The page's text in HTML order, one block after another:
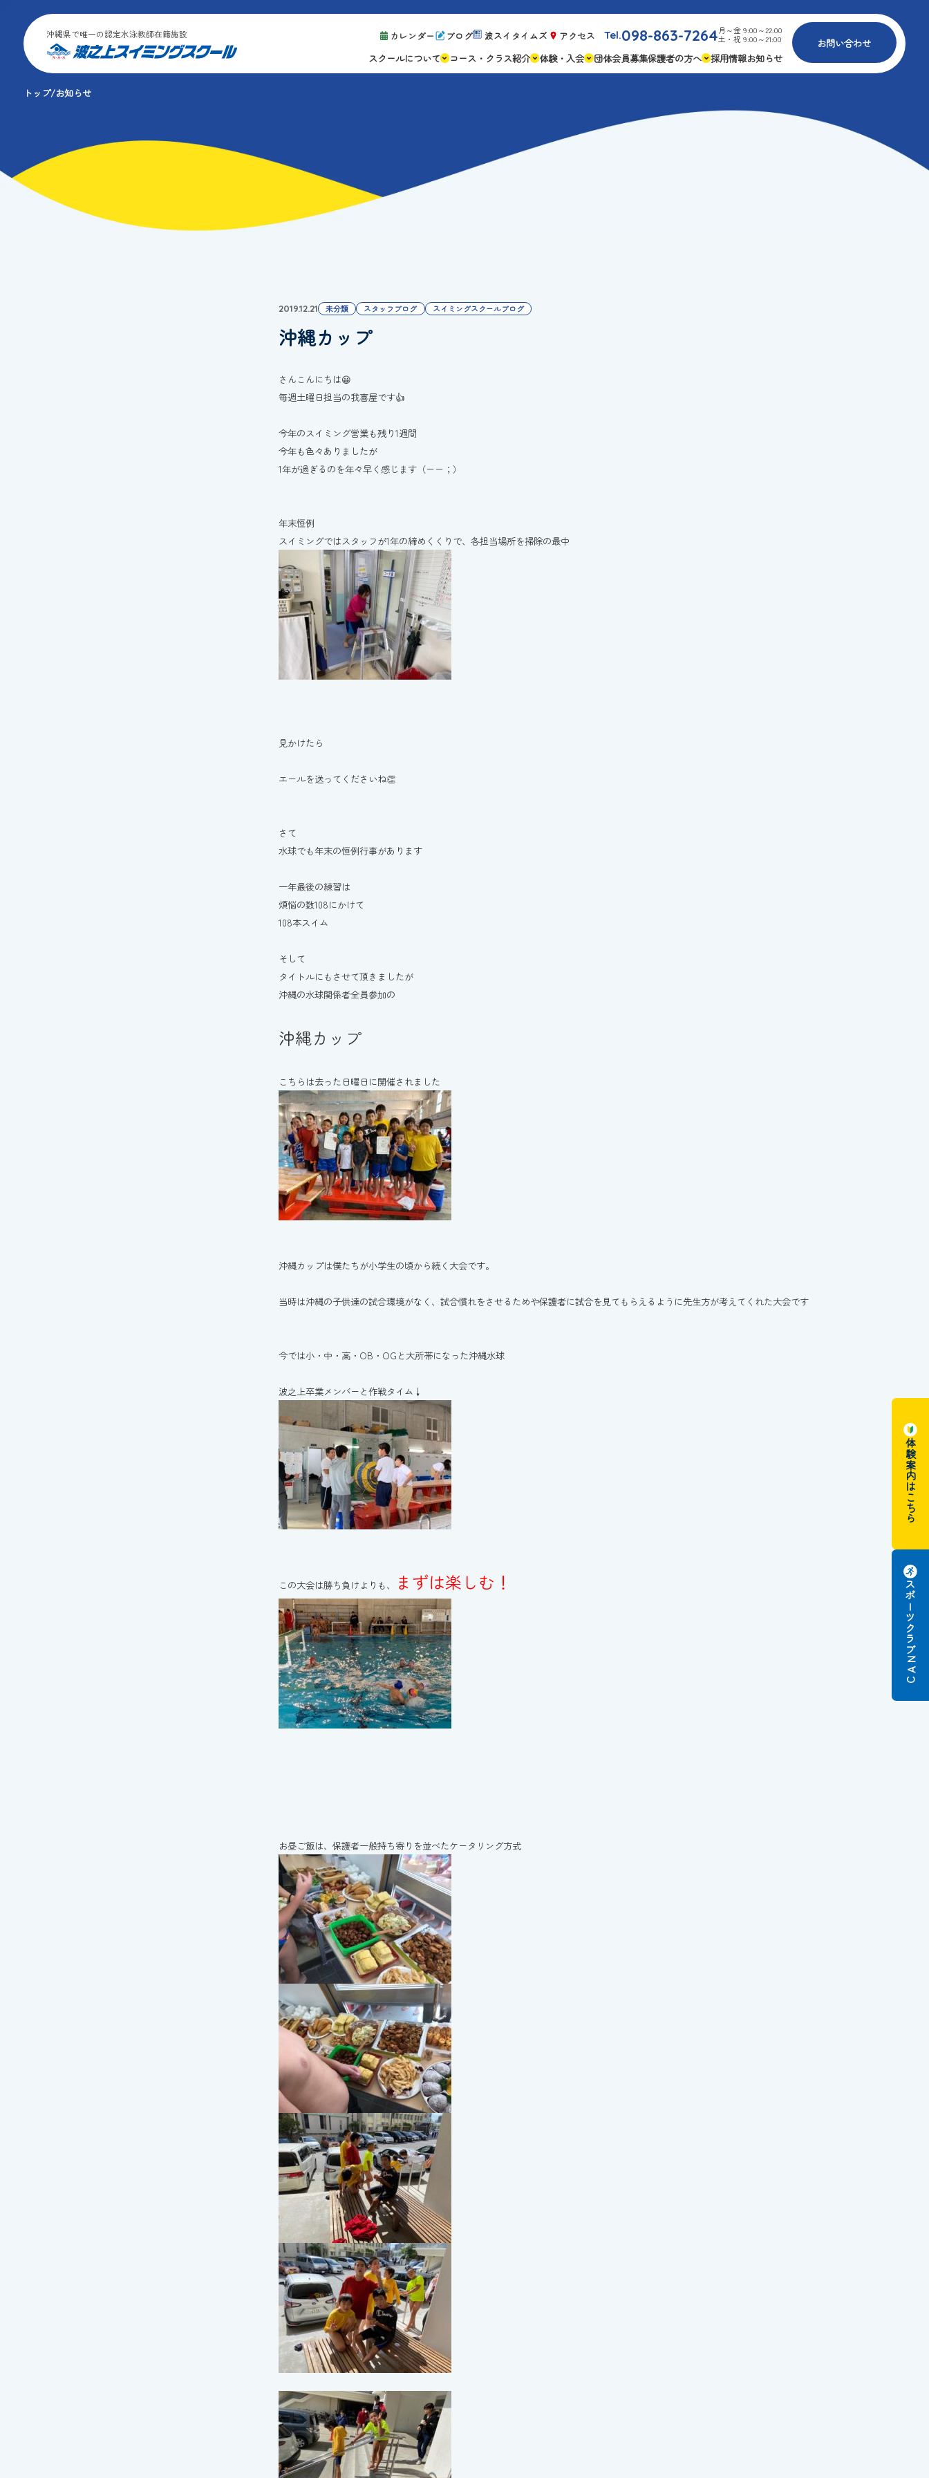
沖縄県で唯一の認定水泳教師在籍施設 カレンダー ブログ 波スイタイムズ アクセス Tel.098-863-7264月～金 9:00～22:00
土・祝 9:00～21:00
お問い合わせ
スクールについて
コース・クラス紹介 体験・入会
キャンペーン情報
よくある質問
団体会員募集保護者の方へ
ゴールデンエイジ
採用情報お知らせ
トップ お知らせ
2019.12.21 未分類 スタッフブログ スイミングスクールブログ
沖縄カップ
さんこんにちは😀
毎週土曜日担当の我喜屋です👍
今年のスイミング営業も残り1週間
今年も色々ありましたが
1年が過ぎるのを年々早く感じます（ーー；）
年末恒例
スイミングではスタッフが1年の締めくくりで、各担当場所を掃除の最中
見かけたら
エールを送ってくださいね👏
さて
水球でも年末の恒例行事があります
一年最後の練習は
煩悩の数108にかけて
108本スイム
そして
タイトルにもさせて頂きましたが
沖縄の水球関係者全員参加の
沖縄カップ
こちらは去った日曜日に開催されました
沖縄カップは僕たちが小学生の頃から続く大会です。
当時は沖縄の子供達の試合環境がなく、試合慣れをさせるためや保護者に試合を見てもらえるように先生方が考えてくれた大会です
今では小・中・高・OB・OGと大所帯になった沖縄水球
波之上卒業メンバーと作戦タイム↓
この大会は勝ち負けよりも、 まずは楽しむ！
お昼ご飯は、保護者一般持ち寄りを並べたケータリング方式
体験案内はこちら
スポーツクラブ
N
A
C